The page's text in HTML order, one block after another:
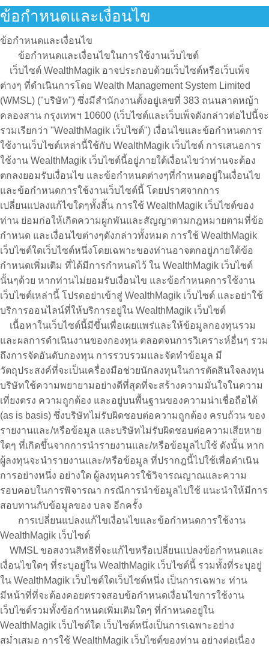
ข้อกำหนดและเงื่อนไข
ข้อกำหนดและเงื่อนไข
ข้อกำหนดและเงื่อนไขในการใช้งานเว็บไซต์
เว็บไซต์ WealthMagik อาจประกอบด้วยเว็บไซต์หรือเว็บเพ็จ
ต่างๆ ที่ดำเนินการโดย Wealth Management System Limited
(WMSL) ("บริษัท") ซึ่งมีสำนักงานตั้งอยู่เลขที่ 383 ถนนลาดหญ้า
คลองสาน กรุงเทพฯ 10600 (เว็บไซต์และเว็บเพ็จดังกล่าวต่อไปนี้จะ
รวมเรียกว่า "WealthMagik เว็บไซต์") เงื่อนไขและข้อกำหนดการ
ใช้งานเว็บไซต์เหล่านี้ใช้กับ WealthMagik เว็บไซต์ การเสนอการ
ใช้งาน WealthMagik เว็บไซต์นี้อยู่ภายใต้เงื่อนไขว่าท่านจะต้อง
ตกลงยอมรับเงื่อนไข และข้อกำหนดต่างๆที่กำหนดอยู่ในเงื่อนไข
และข้อกำหนดการใช้งานเว็บไซต์นี้ โดยปราศจากการ
เปลี่ยนแปลงแก้ไขใดๆทั้งสิ้น การใช้ WealthMagik เว็บไซต์ของ
ท่าน ย่อมก่อให้เกิดความผูกพันและสัญญาตามกฎหมายตามที่ข้อ
กำหนด และเงื่อนไขต่างๆดังกล่าวทั้งหมด การใช้ WealthMagik
เว็บไซต์ใดเว็บไซต์หนึ่งโดยเฉพาะของท่านอาจตกอยู่ภายใต้ข้อ
กำหนดเพิ่มเติม ที่ได้มีการกำหนดไว้ ใน WealthMagik เว็บไซต์
นั้นๆด้วย หากท่านไม่ยอมรับเงื่อนไข และข้อกำหนดการใช้งาน
เว็บไซต์เหล่านี้ โปรดอย่าเข้าสู่ WealthMagik เว็บไซต์ และอย่าใช้
บริการออนไลน์ที่ให้บริการอยู่ใน WealthMagik เว็บไซต์
เนื้อหาในเว็บไซต์นี้มีขึ้นเพื่อเผยแพร่และให้ข้อมูลกองทุนรวม
และผลการดำเนินงานของกองทุน ตลอดจนการวิเคราะห์อื่นๆ รวม
ถึงการจัดอันดับกองทุน การรวบรวมและจัดทำข้อมูล มี
วัตถุประสงค์ที่จะเป็นเครื่องมือช่วยนักลงทุนในการตัดสินใจลงทุน
บริษัทใช้ความพยายามอย่างดีที่สุดที่จะสร้างความมั่นใจในความ
เที่ยงตรง ความถูกต้อง และอยู่บนพื้นฐานของความน่าเชื่อถือได้
(as is basis) ซึ่งบริษัทไม่รับผิดชอบต่อความถูกต้อง ครบถ้วน ของ
รายงานและ/หรือข้อมูล และบริษัทไม่รับผิดชอบต่อความเสียหาย
ใดๆ ที่เกิดขึ้นจากการนำรายงานและ/หรือข้อมูลไปใช้ ดังนั้น หาก
ผู้ลงทุนจะนำรายงานและ/หรือข้อมูล ที่ปรากฎนี้ไปใช้เพื่อดำเนิน
การอย่างหนึ่ง อย่างใด ผู้ลงทุนควรใช้วิจารณญาณและความ
รอบคอบในการพิจารณา กรณีการนำข้อมูลไปใช้ แนะนำให้มีการ
สอบทานกับข้อมูลของ บลจ อีกครั้ง
การเปลี่ยนแปลงแก้ไขเงื่อนไขและข้อกำหนดการใช้งาน
WealthMagik เว็บไซต์
WMSL ขอสงวนสิทธิที่จะแก้ไขหรือเปลี่ยนแปลงข้อกำหนดและ
เงื่อนไขใดๆ ที่ระบุอยู่ใน WealthMagik เว็บไซต์นี้ รวมทั้งที่ระบุอยู่
ใน WealthMagik เว็บไซต์ใดเว็บไซต์หนึ่ง เป็นการเฉพาะ ท่าน
มีหน้าที่ที่จะต้องคอยตรวจสอบข้อกำหนดเงื่อนไขการใช้งาน
เว็บไซต์รวมทั้งข้อกำหนดเพิ่มเติมใดๆ ที่กำหนดอยู่ใน
WealthMagik เว็บไซต์ใด เว็บไซต์หนึ่งเป็นการเฉพาะอย่าง
สม่ำเสมอ การใช้ WealthMagik เว็บไซต์ของท่าน อย่างต่อเนื่อง